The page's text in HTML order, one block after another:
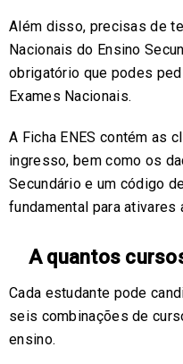
Além disso, precisas de
Nacionais do Ensino
obrigatório que podes
Exames Nacionais.
A Ficha ENES contém as
ingresso, bem como os
Secundário e um código
fundamental para ativares
A quantos
Cada estudante pode
seis combinações de
ensino.